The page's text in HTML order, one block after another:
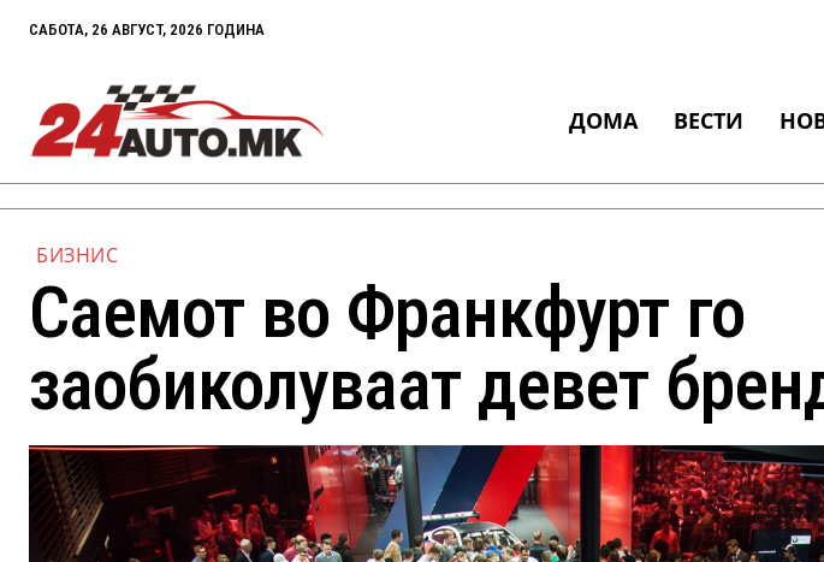
САБОТА, 26 АВГУСТ, 2026 ГОДИНА
ДОМА ВЕСТИ
БИЗНИС
Саемот во Франкфурт го
заобиколуваат девет